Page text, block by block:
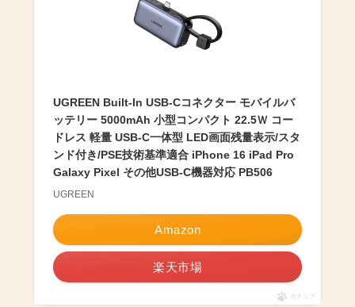
UGREEN Built-In USB-Cコネクター モバイルバ
ッテリー 5000mAh 小型コンパクト 22.5Ｗ コー
ドレス 軽量 USB-C一体型 LED画面残量表示/スタ
ンド付き/PSE技術基準適合 iPhone 16 iPad Pro
Galaxy Pixel その他USB-C機器対応 PB506
UGREEN
Amazon
楽天市場
ポチップ